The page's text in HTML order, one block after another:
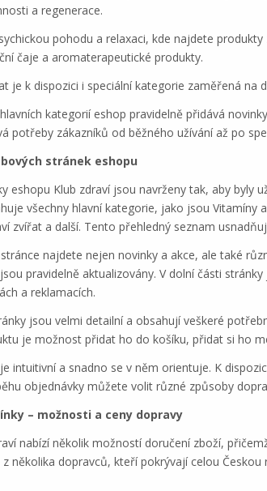
a regenerace.
pohodu a relaxaci, kde najdete
čaje a aromaterapeutické produkty.
je k dispozici i speciální kategorie zaměřená
kategorií eshop pravidelně přidává
potřeby zákazníků od běžného užívání až po
stránek eshopu
eshopu Klub zdraví jsou navrženy tak, aby byly
všechny hlavní kategorie, jako jsou Vitamíny
zvířat a další. Tento přehledný seznam
najdete nejen novinky a akce, ale také
pravidelně aktualizovány. V dolní části
a reklamacích.
jsou velmi detailní a obsahují veškeré
je možnost přidat ho do košíku, přidat si ho
intuitivní a snadno se v něm orientuje. K
objednávky můžete volit různé způsoby
– možnosti a ceny dopravy
nabízí několik možností doručení zboží,
několika dopravců, kteří pokrývají celou